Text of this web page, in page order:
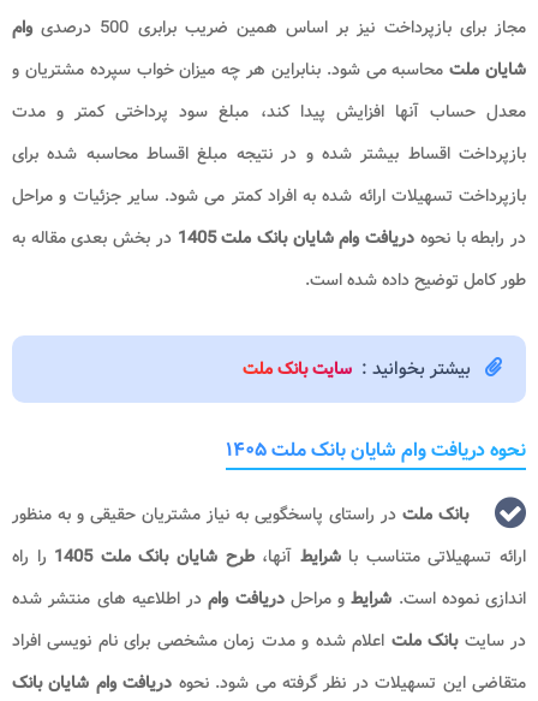
مجاز برای بازپرداخت نیز بر اساس همین ضریب برابری 500 درصدی
وام
شایان ملتمحاسبه می شود. بنابراین هر چه میزان خواب سپرده مشتریان و
معدل حساب آنها افزایش پیدا کند، مبلغ سود پرداختی کمتر و مدت
بازپرداخت اقساط بیشتر شده و در نتیجه مبلغ اقساط محاسبه شده برای
بازپرداخت تسهیلات ارائه شده به افراد کمتر می شود. سایر جزئیات و مراحل
در رابطه با نحوه دریافت وام شایان بانک ملت 1405
در بخش بعدی مقاله به
طور کامل توضیح داده شده است.
بیشتر بخوانید : سایت بانک ملت
نحوه دریافت وام شایان بانک ملت ۱۴۰۵
بانک ملت در راستای پاسخگویی به نیاز مشتریان حقیقی و به منظور
ارائه تسهیلاتی متناسب باشرایط آنها،طرح شایان بانک ملت 1405
را راه
اندازی نموده است. شرایط و مراحلدریافت وام در اطلاعیه های منتشر شده
در سایت بانک ملت اعلام شده و مدت زمان مشخصی برای نام نویسی افراد
متقاضی این تسهیلات در نظر گرفته می شود. نحوه دریافت وام شایان بانک